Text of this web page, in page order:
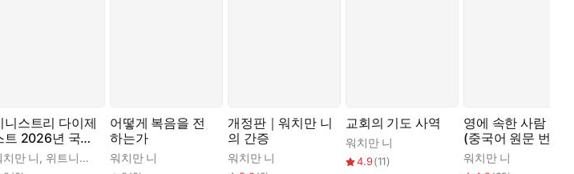
니스트리 다이제
트 2026년 국제
충일 섞임 특별
회
치만 니, 위트니스 리
어떻게 복음을 전
하는가
워치만 니
개정판｜워치만 니
의 간증
워치만 니
교회의 기도 사역
워치만 니
4.9(11)
영에 속한 사람 1권
(중국어 원문 번역)
워치만 니